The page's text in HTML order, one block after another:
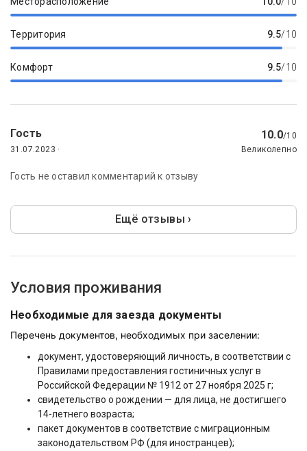
Территория 9.5/10
Комфорт 9.5/10
Гость 10.0/10
31.07.2023 ·
Великолепно
Гость не оставил комментарий к отзыву
Ещё отзывы ›
Условия проживания
Необходимые для заезда документы
Перечень документов, необходимых при заселении:
документ, удостоверяющий личность, в соответствии с
Правилами предоставления гостиничных услуг в
Российской Федерации № 1912 от 27 ноября 2025 г;
свидетельство о рождении — для лица, не достигшего
14-летнего возраста;
пакет документов в соответствие с миграционным
законодательством РФ (для иностранцев);